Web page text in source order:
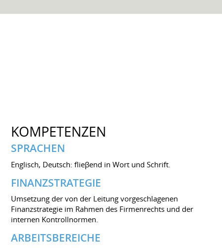
KOMPETENZEN
SPRACHEN
Englisch, Deutsch: flieβend in Wort und Schrift.
FINANZSTRATEGIE
Umsetzung der von der Leitung vorgeschlagenen
Finanzstrategie im Rahmen des Firmenrechts und der
internen Kontrollnormen.
ARBEITSBEREICHE